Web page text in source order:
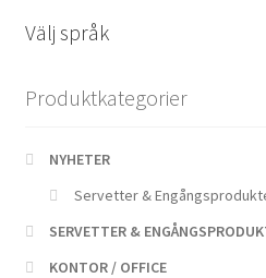
Välj språk
Produktkategorier
NYHETER
Servetter &
SERVETTER &
KONTOR / OFFICE